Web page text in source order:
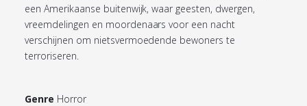
een Amerikaanse buitenwijk, waar geesten, dwergen,
vreemdelingen en moordenaars voor een nacht
verschijnen om nietsvermoedende bewoners te
terroriseren.
Genre Horror